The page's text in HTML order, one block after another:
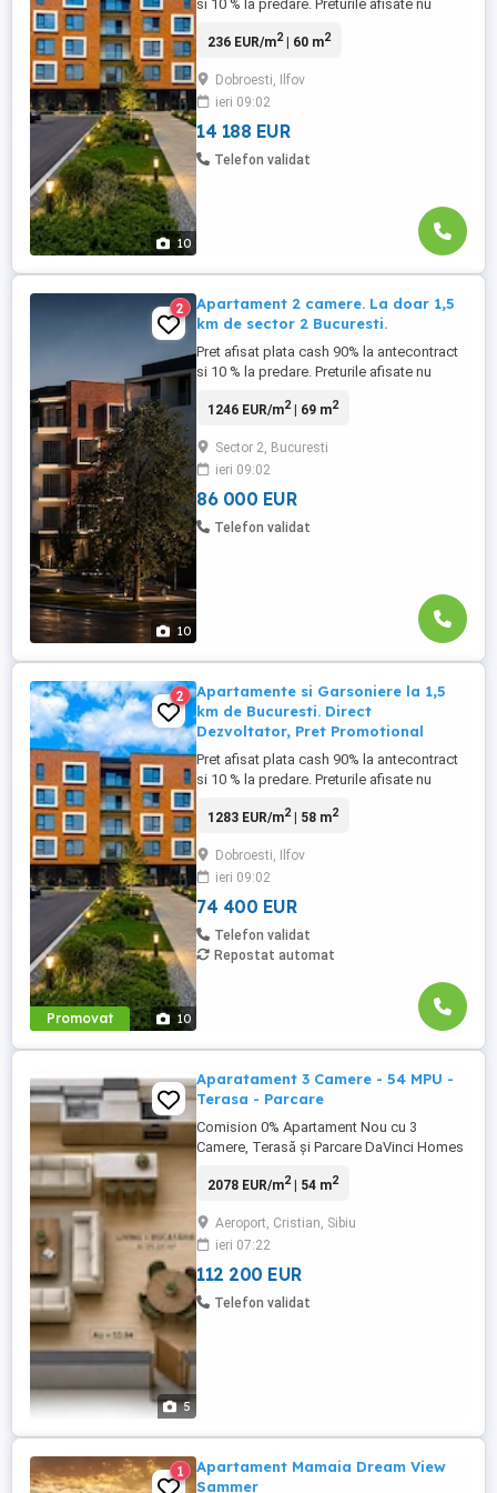
10
si 10 % la predare. Preturile afisate nu
ansamblu rezidențial exclusivist, conceput
când vine vorba de calitate. Situat într-o
zonă liniștită, cu acces rapid și facil către
București, ...
236 EUR/m2| 60 m2
Dobroesti, Ilfov
ieri 09:02
14 188 EUR
Telefon validat
10
2
Apartament 2 camere. La doar 1,5
km de sector 2 Bucuresti.
Pret afisat plata cash 90% la antecontract
si 10 % la predare. Preturile afisate nu
ansamblu rezidențial exclusivist, conceput
când vine vorba de calitate. Situat într-o
zonă liniștită, cu acces rapid și facil către
București, ...
1246 EUR/m2| 69 m2
Sector 2, Bucuresti
ieri 09:02
86 000 EUR
Telefon validat
Promovat 10
2
Apartamente si Garsoniere la 1,5
km de Bucuresti. Direct
Dezvoltator, Pret Promotional
Pret afisat plata cash 90% la antecontract
si 10 % la predare. Preturile afisate nu
ansamblu rezidențial exclusivist, conceput
când vine vorba de calitate. Situat într-o
zonă liniștită, cu acces rapid și facil către
București, ...
1283 EUR/m2| 58 m2
Dobroesti, Ilfov
ieri 09:02
74 400 EUR
Telefon validat
Repostat automat
5
Aparatament 3 Camere - 54 MPU -
Terasa - Parcare
Comision 0% Apartament Nou cu 3
Camere, Terasă și Parcare DaVinci Homes
propunem spre vânzare un apartament
pentru cei care își doresc acces facil și un
spațiu exterior generos. Datorită
poziționării strategice și a cererii ...
2078 EUR/m2| 54 m2
Aeroport, Cristian, Sibiu
ieri 07:22
112 200 EUR
Telefon validat
1
Apartament Mamaia Dream View
Sammer